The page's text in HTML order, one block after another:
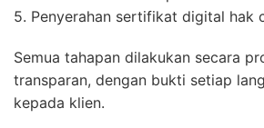
5. Penyerahan sertifikat digital hak
Semua tahapan dilakukan secara
transparan, dengan bukti setiap
kepada klien.